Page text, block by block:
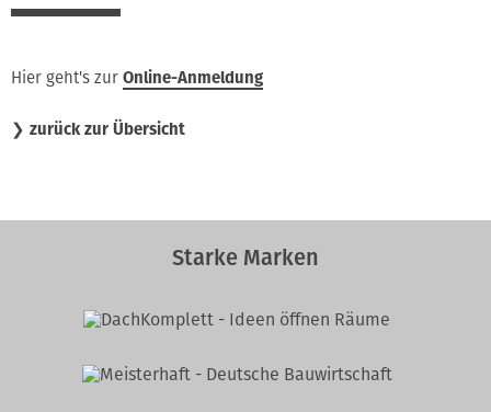
Hier geht's zur Online-Anmeldung
❯ zurück zur Übersicht
Starke Marken